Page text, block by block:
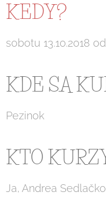
KEDY?
sobotu 13.10.2018
KDE SA
Pezinok
KTO
Ja, Andrea